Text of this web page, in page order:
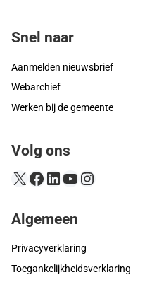
Snel naar
Aanmelden nieuwsbrief
Webarchief
Werken bij de gemeente
Volg ons
X Facebook
LinkedIn
YouTube
Instagram
Algemeen
Privacyverklaring
Toegankelijkheidsverklaring